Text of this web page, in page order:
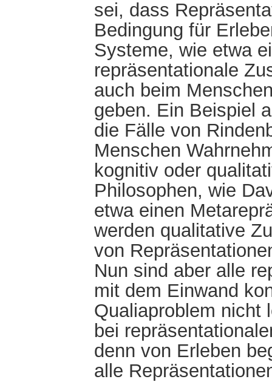
sei, dass
Bedingung für
Systeme, wie etwa
repräsentationale
auch beim
geben. Ein Beispiel
die Fälle von
Menschen
kognitiv oder
Philosophen, wie
etwa einen
werden qualitative
von
Nun sind aber alle
mit dem Einwand
Qualiaproblem nicht
bei
denn von Erleben
alle